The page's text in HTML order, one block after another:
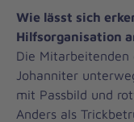
Wie lässt sich
Hilfsorganisation
Die
Johanniter
mit Passbild und
Anders als